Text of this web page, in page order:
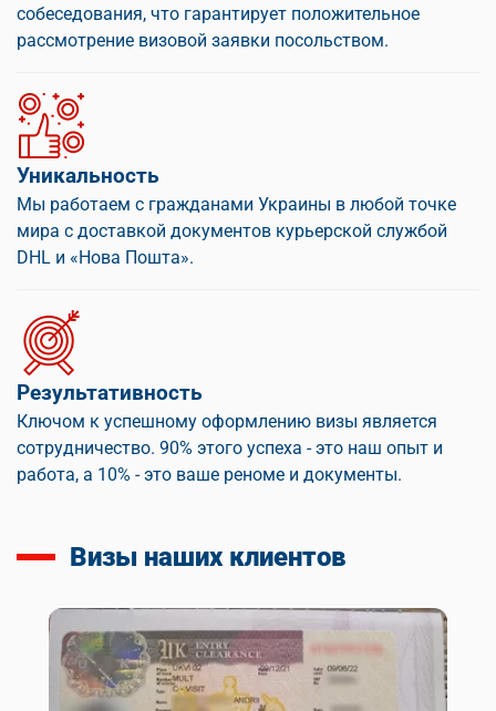
собеседования, что гарантирует положительное
рассмотрение визовой заявки посольством.
Уникальность
Мы работаем с гражданами Украины в любой точке
мира с доставкой документов курьерской службой
DHL и «Нова Пошта».
Результативность
Ключом к успешному оформлению визы является
сотрудничество. 90% этого успеха - это наш опыт и
работа, а 10% - это ваше реноме и документы.
Визы наших клиентов